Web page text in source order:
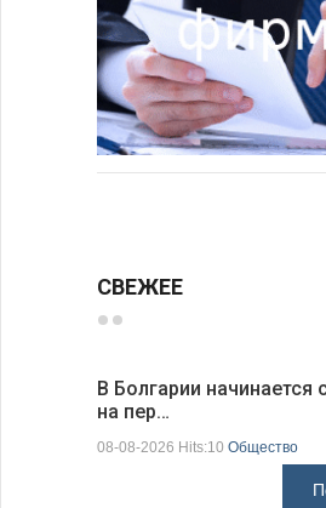
СВЕЖЕЕ
В Болгарии начинается
на пер…
08-08-2026 Hits:10 Общество